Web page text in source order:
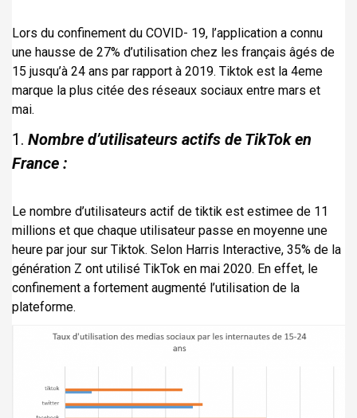
Lors du confinement du COVID- 19, l’application a connu
une hausse de 27% d’utilisation chez les français âgés de
15 jusqu’à 24 ans par rapport à 2019. Tiktok est la 4eme
marque la plus citée des réseaux sociaux entre mars et
mai.
1. Nombre d’utilisateurs actifs de TikTok en
France :
Le nombre d’utilisateurs actif de tiktik est estimee de 11
millions et que chaque utilisateur passe en moyenne une
heure par jour sur Tiktok. Selon Harris Interactive, 35% de la
génération Z ont utilisé TikTok en mai 2020. En effet, le
confinement a fortement augmenté l’utilisation de la
plateforme.